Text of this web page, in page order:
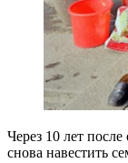
Через 10 лет
снова навестить